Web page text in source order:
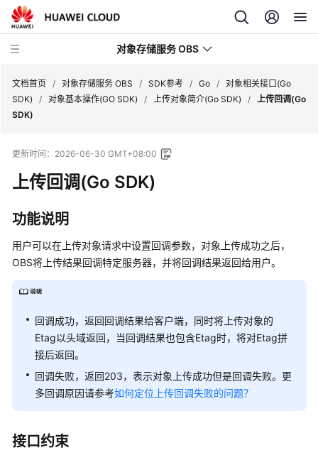
对象存储服务 OBS
动
态
务
公
产
介
明
快
文档首页 / 对象存储服务 OBS / SDK参考 / Go / 对象相关接口(Go
SDK)
/ 对象基本操作(GO SDK) / 上传对象简介(Go SDK) / 上传回调(Go
SDK)
更新时间： 2026-06-30 GMT+08:00
上传回调(Go SDK)
功能说明
用户可以在上传对象请求中设置回调参数，对象上传成功之后，
OBS将上传结果回调特定服务器，并将回调结果返回给用户。
回调成功，返回回调结果给客户端，同时将上传对象的
Etag以头域返回，当回调结果也包含Etag时，将对Etag拼
接后返回。
回调失败，返回203，表示对象上传成功但是回调失败。更
多回调原因请参考如何定位上传回调失败的问题？
接口约束